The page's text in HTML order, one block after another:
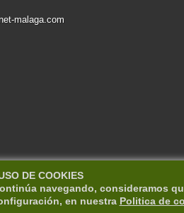
malaga.com
DE COOKIES
navegando, consideramos
en nuestra Politica de